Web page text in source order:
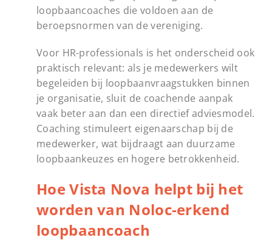
loopbaancoaches die voldoen aan de
beroepsnormen van de vereniging.
Voor HR-professionals is het onderscheid ook
praktisch relevant: als je medewerkers wilt
begeleiden bij loopbaanvraagstukken binnen
je organisatie, sluit de coachende aanpak
vaak beter aan dan een directief adviesmodel.
Coaching stimuleert eigenaarschap bij de
medewerker, wat bijdraagt aan duurzame
loopbaankeuzes en hogere betrokkenheid.
Hoe Vista Nova helpt bij het
worden van Noloc-erkend
loopbaancoach